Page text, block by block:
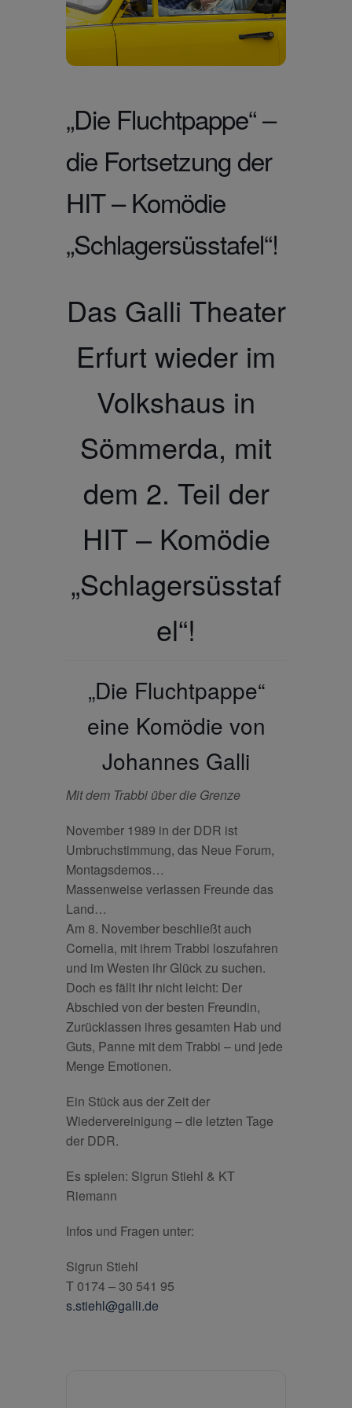
„Die Fluchtpappe“ –
die Fortsetzung der
HIT – Komödie
„Schlagersüsstafel“!
Das Galli Theater
Erfurt wieder im
Volkshaus in
Sömmerda, mit
dem 2. Teil der
HIT – Komödie
„Schlagersüsstaf
el“!
„Die Fluchtpappe“
eine Komödie von
Johannes Galli
Mit dem Trabbi über die Grenze
November 1989 in der DDR ist
Umbruchstimmung, das Neue Forum,
Montagsdemos…
Massenweise verlassen Freunde das
Land…
Am 8. November beschließt auch
Cornelia, mit ihrem Trabbi loszufahren
und im Westen ihr Glück zu suchen.
Doch es fällt ihr nicht leicht: Der
Abschied von der besten Freundin,
Zurücklassen ihres gesamten Hab und
Guts, Panne mit dem Trabbi – und jede
Menge Emotionen.
Ein Stück aus der Zeit der
Wiedervereinigung – die letzten Tage
der DDR.
Es spielen: Sigrun Stiehl & KT
Riemann
Infos und Fragen unter:
Sigrun Stiehl
T 0174 – 30 541 95
s.stiehl@galli.de